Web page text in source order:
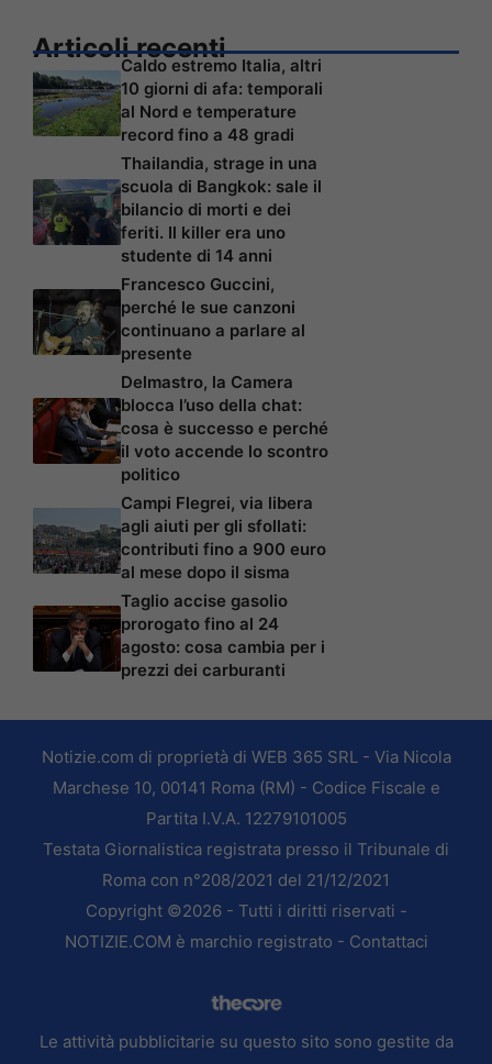
Articoli recenti
Caldo estremo Italia, altri
10 giorni di afa: temporali
al Nord e temperature
record fino a 48 gradi
Thailandia, strage in una
scuola di Bangkok: sale il
bilancio di morti e dei
feriti. Il killer era uno
studente di 14 anni
Francesco Guccini,
perché le sue canzoni
continuano a parlare al
presente
Delmastro, la Camera
blocca l’uso della chat:
cosa è successo e perché
il voto accende lo scontro
politico
Campi Flegrei, via libera
agli aiuti per gli sfollati:
contributi fino a 900 euro
al mese dopo il sisma
Taglio accise gasolio
prorogato fino al 24
agosto: cosa cambia per i
prezzi dei carburanti
Notizie.com di proprietà di WEB 365 SRL - Via Nicola
Marchese 10, 00141 Roma (RM) - Codice Fiscale e
Partita I.V.A. 12279101005
Testata Giornalistica registrata presso il Tribunale di
Roma con n°208/2021 del 21/12/2021
Copyright ©2026 - Tutti i diritti riservati -
NOTIZIE.COM è marchio registrato - Contattaci
Le attività pubblicitarie su questo sito sono gestite da